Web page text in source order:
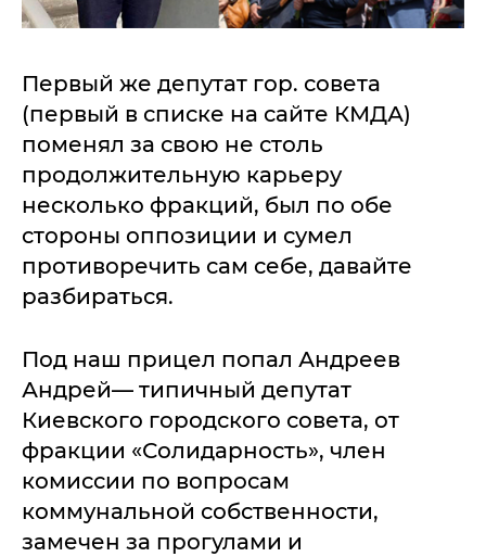
Первый же депутат гор. совета
(первый в списке на сайте КМДА)
поменял за свою не столь
продолжительную карьеру
несколько фракций, был по обе
стороны оппозиции и сумел
противоречить сам себе, давайте
разбираться.
Под наш прицел попал Андреев
Андрей–– типичный депутат
Киевского городского совета, от
фракции «Солидарность», член
комиссии по вопросам
коммунальной собственности,
замечен за прогулами и